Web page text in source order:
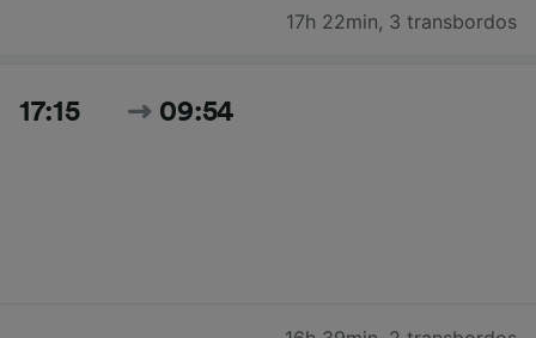
17h 22min, 3 transbordos
17:15 09:54